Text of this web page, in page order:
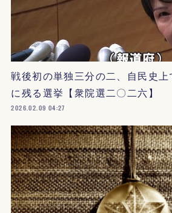
戦後初の単独三分の二、自民史
に残る選挙【衆院選二〇二六】
2026.02.09 04:27